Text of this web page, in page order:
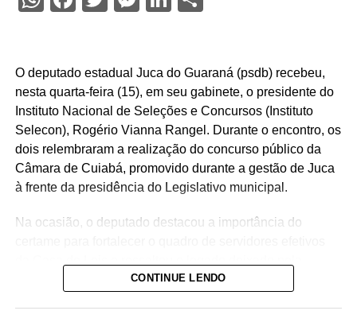
O deputado estadual Juca do Guaraná (psdb) recebeu,
nesta quarta-feira (15), em seu gabinete, o presidente do
Instituto Nacional de Seleções e Concursos (Instituto
Selecon), Rogério Vianna Rangel. Durante o encontro, os
dois relembraram a realização do concurso público da
Câmara de Cuiabá, promovido durante a gestão de Juca
à frente da presidência do Legislativo municipal.
Na ocasião, o deputado destacou a importância do
CONTINUE LENDO